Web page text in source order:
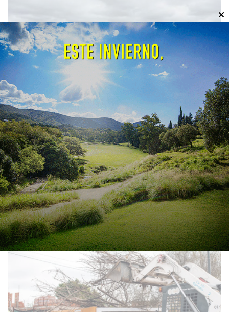
Se inauguró el primer Parque
Solar del Grupo Arcor en
Catamarca
EcoObjetivo
General
05/08/2026
Tras una inversión de USD 3,8 millones, se
inauguró el primer Parque Solar del Grupo
Arcor en el Complejo Industrial Recreo, en la
provincia de Catamarca. Proveerá hasta un
90% de la energía que requiere la planta.